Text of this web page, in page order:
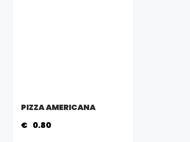
PIZZA AMERICANA
€ 0.80